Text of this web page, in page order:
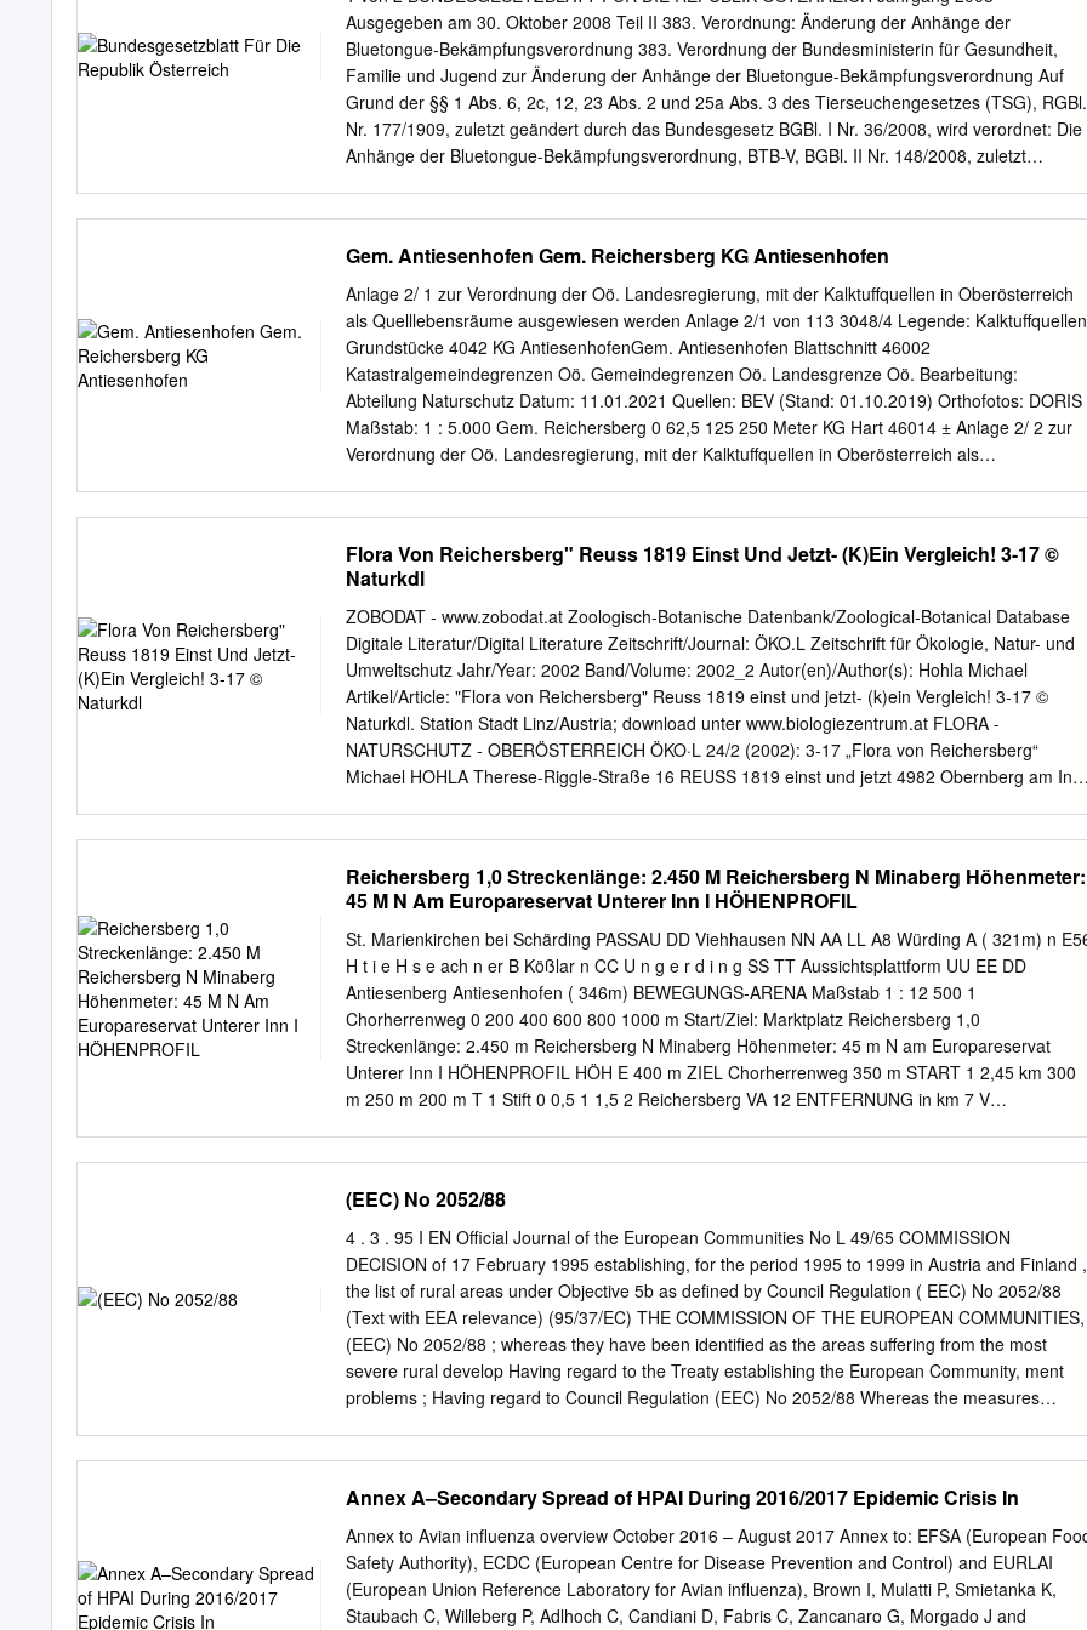
bifrons, nessensis, salisburgensis 18.08.2010 4 Mining, NW Elling, Hartwald, Waldrand 7744/2
13°08'44.42'' Ost, 48°15'23.02'' Nord, 362 m Rubus bertramii, salisburgensis, epipsilos, caesius,
idaeus, × pseudiaeus, 18.08.2010 5 Braunau am Inn, Ranshofen, Wald N AMAG, Waldschlag
7744/3 13°02'06.73'' Ost, 48°14'05.96'' Nord, 379 m Rubus sulcatus, epipsilos, nessensis,
plicatus, cf. caflischii 18.08.2010 6 Braunau am Inn, Ranshofen, Lachforst W AMAG 7744/3
13°01'31.85'' Ost, 48°13'27.47'' Nord, 385 m Rubus coryllifolius agg.
Ausgegeben am 30. Oktober 2008 Teil II 383. Verordnung: Änderung der Anhänge der
Bluetongue-Bekämpfungsverordnung 383. Verordnung der Bundesministerin für Gesundheit,
Familie und Jugend zur Änderung der Anhänge der Bluetongue-Bekämpfungsverordnung Auf
Grund der §§ 1 Abs. 6, 2c, 12, 23 Abs. 2 und 25a Abs. 3 des Tierseuchengesetzes (TSG), RGBl.
Nr. 177/1909, zuletzt geändert durch das Bundesgesetz BGBl. I Nr. 36/2008, wird verordnet: Die
Anhänge der Bluetongue-Bekämpfungsverordnung, BTB-V, BGBl. II Nr. 148/2008, zuletzt
Umgebung und Freistadt sowie im Bezirk Ried im Innkreis die Gemeinden Andrichsfurt,
Antiesenhofen, Aurolzmünster, Eitzing, Geinberg, Gurten, Kirchdorf am Inn, Lambrechten,
Mörschwang, Mühlheim am Inn, Obernberg am Inn, Ort im Innkreis, Peterskirchen,
Reichersberg, St. Georgen bei Obernberg am Inn, St. Martin im Innkreis, Senftenbach,
Taiskirchen im Innkreis, Tumeltsham, Utzenaich, Weilbach und Wippenham; In Niederösterreich:
Der Bezirk Gmünd mit Ausnahme der Gemeinden Großschönau, Hirschbach, Kirchberg am
Walde und Waldenstein. Anhang C Amtliche Impfungen 1. Gebiete in denen amtliche
Schutzimpfungen gemäß § 7 durchgeführt werden (Sperrzone gemäß Verordnung (EG) Nr.
2009 durchzuführen. www.ris.bka.gv.at BGBl.
Gem. Antiesenhofen Gem. Reichersberg KG Antiesenhofen
Anlage 2/ 1 zur Verordnung der Oö. Landesregierung, mit der Kalktuffquellen in Oberösterreich
als Quelllebensräume ausgewiesen werden Anlage 2/1 von 113 3048/4 Legende: Kalktuffquellen
Grundstücke 4042 KG AntiesenhofenGem. Antiesenhofen Blattschnitt 46002
Katastralgemeindegrenzen Oö. Gemeindegrenzen Oö. Landesgrenze Oö. Bearbeitung:
Abteilung Naturschutz Datum: 11.01.2021 Quellen: BEV (Stand: 01.10.2019) Orthofotos: DORIS
Maßstab: 1 : 5.000 Gem. Reichersberg 0 62,5 125 250 Meter KG Hart 46014 ± Anlage 2/ 2 zur
Verordnung der Oö. Landesregierung, mit der Kalktuffquellen in Oberösterreich als
Abteilung Naturschutz Datum: 11.01.2021 Quellen: BEV (Stand: 01.10.2019) Orthofotos: DORIS
Gem. Mörschwang Maßstab: 1 : 5.000 Gem. Obernberg am Inn 0 62,5 125 250 Meter ± Anlage
2/ 3 zur Verordnung der Oö. Landesregierung, mit der Kalktuffquellen in Oberösterreich als
Quelllebensräume ausgewiesen werden Anlage 2/3 von 113 KG Hart Gem. Reichersberg
Legende: 46014 5338 Kalktuffquellen Grundstücke Blattschnitt Katastralgemeindegrenzen Oö.
Gemeindegrenzen Oö. 4420/1 Landesgrenze Oö. 4420/2 4957/1 Bearbeitung: Abteilung
Naturschutz Datum: 11.01.2021 Quellen: BEV (Stand: 01.10.2019) Orthofotos: DORIS Maßstab:
1 : 5.000 Gem. Ort im Innkreis 0 62,5 125 250 Meter ± Anlage 2/ 4 zur Verordnung der Oö.
Landesregierung, mit der Kalktuffquellen in Oberösterreich als Quelllebensräume ausgewiesen
Flora Von Reichersberg" Reuss 1819 Einst Und Jetzt- (K)Ein Vergleich! 3-17 ©
Naturkdl
ZOBODAT - www.zobodat.at Zoologisch-Botanische Datenbank/Zoological-Botanical Database
Digitale Literatur/Digital Literature Zeitschrift/Journal: ÖKO.L Zeitschrift für Ökologie, Natur- und
Umweltschutz Jahr/Year: 2002 Band/Volume: 2002_2 Autor(en)/Author(s): Hohla Michael
Artikel/Article: "Flora von Reichersberg" Reuss 1819 einst und jetzt- (k)ein Vergleich! 3-17 ©
Naturkdl. Station Stadt Linz/Austria; download unter www.biologiezentrum.at FLORA -
NATURSCHUTZ - OBERÖSTERREICH ÖKO·L 24/2 (2002): 3-17 „Flora von Reichersberg“
Michael HOHLA Therese-Riggle-Straße 16 REUSS 1819 einst und jetzt 4982 Obernberg am Inn
die das Wild heraustreten könnte, mehr geduldet. Die Bäche, die die Unart Schärding Freistadt
haben, in gewundenem Lauf sich dahinzuschlängeln, müssen sich bequemen, Braunau Eferding
Linz in Gräben geradeaus zu fließen … Bei der rechtwinkeligen Eintheilung der Grieskirchen
Traun Perg Wels Enns Grundstücke fallen dann auch alle Hecken und einzelnen Bäume oder
Ried sche, die ehedem auf den Feldmarken standen, der Axt zum Opfer.“ Vöcklabruck Nieder-
Steyr österreich Gmunden Kirchdorf Ein Aufsatz von Ernst RUDORFF, einem Pionier der
Heimatschutzbewegung Micheldorf aus dem Jahr 1880 (SIEFERLE 1991). Oft streife ich durch
die umliegenden Auen, Äcker und Wiesen, immer auf der Suche nach der einen oder anderen
interessanten Pflanze. Bereits von Salzburg Steiermark weitem zu erkennen ist dann im
Reichersberg 1,0 Streckenlänge: 2.450 M Reichersberg N Minaberg Höhenmeter:
45 M N Am Europareservat Unterer Inn I HÖHENPROFIL
St. Marienkirchen bei Schärding PASSAU DD Viehhausen NN AA LL A8 Würding A ( 321m) n
H t i e H s e ach n er B Kößlar n CC U n g e r d i n g SS TT Aussichtsplattform UU EE DD
Antiesenberg Antiesenhofen ( 346m) BEWEGUNGS-ARENA Maßstab 1 : 12 500 1
Chorherrenweg 0 200 400 600 800 1000 m Start/Ziel: Marktplatz Reichersberg 1,0
Streckenlänge: 2.450 m Reichersberg N Minaberg Höhenmeter: 45 m N am Europareservat
Unterer Inn I HÖHENPROFIL HÖH E 400 m ZIEL Chorherrenweg 350 m START 1 2,45 km 300
m 250 m 200 m T 1 Stift 0 0,5 1 1,5 2 Reichersberg VA 12 ENTFERNUNG in km 7 V
Reichersberg. 13 4 Stiftsgärtnerei Wirtskapelle Über dem Holzsteg durchquert man die
EUR Ranseder Aulandschaft und erreicht den Inn. Die- Schützenhof "UNTERER INN"
Reichersberg ( 347m) sem folgt man flussaufwärts. Anschlie- ßend geht es zurück durch die Au
über kleinere Holzbrücken und nach A8 einem kurzen Anstieg erreicht man den Ausgangspunkt.
E56 14 Klosterhof Hübing Bewegungs-Arena Bewegungs-Arena Saatbau Obernberg/I.
Kläranlage Untere Gurten Kraftwerk Hübing Beherbergungsbetriebe Gastronomiebetriebe
Kaiserlinde Information BEWEGUNGS-ARENA ÜBERBLICK 1 Augustiner Chorherrenstift 7
Bräustüberl - Stift Reichersberg Doblkapelle Marktgemeindeamt Reichersberg AM
(EEC) No 2052/88
4 . 3 . 95 I EN Official Journal of the European Communities No L 49/65 COMMISSION
DECISION of 17 February 1995 establishing, for the period 1995 to 1999 in Austria and Finland ,
the list of rural areas under Objective 5b as defined by Council Regulation ( EEC) No 2052/88
(Text with EEA relevance) (95/37/EC) THE COMMISSION OF THE EUROPEAN COMMUNITIES,
(EEC) No 2052/88 ; whereas they have been identified as the areas suffering from the most
severe rural develop­ Having regard to the Treaty establishing the European Community, ment
problems ; Having regard to Council Regulation (EEC) No 2052/88 Whereas the measures
operations of the Euro­ pean Investment Bank and the other existing financial HAS ADOPTED
THIS DECISION : instruments ('), as last amended by Regulation (EC) No 3193/94 (2), and in
particular Article 11a (3) thereof, Article 1 Whereas in accordance with Article 11a (3) of
Regulation (EEC) No 2052/88 , the new Member States concerned For the period 1995 to 1999
in Austria and Finland, the have proposed to the Commission the list of areas which rural areas
Annex A–Secondary Spread of HPAI During 2016/2017 Epidemic Crisis In
Annex to Avian influenza overview October 2016 – August 2017 Annex to: EFSA (European
Safety Authority), ECDC (European Centre for Disease Prevention and Control) and EURLAI
(European Union Reference Laboratory for Avian influenza), Brown I, Mulatti P, Smietanka K,
Staubach C, Willeberg P, Adlhoch C, Candiani D, Fabris C, Zancanaro G, Morgado J and